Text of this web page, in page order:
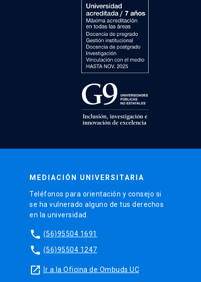
MEDIACIÓN UNIVERSITARIA
Teléfonos para orientación y consejo si
se ha vulnerado alguno de tus derechos
en la universidad.
phone (56)95504 1691
phone (56)95504 1247
launch Ir a la Oficina de Ombuds UC